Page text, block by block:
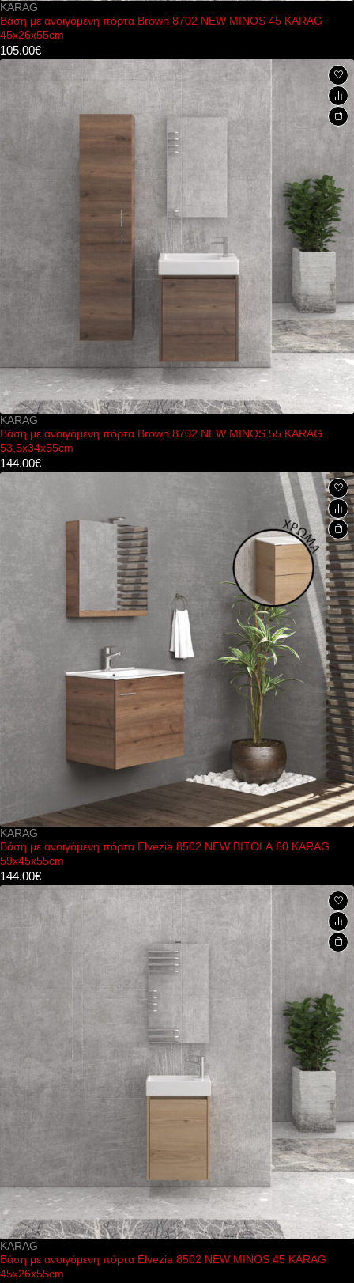
KARAG
Βάση με ανοιγόμενη πόρτα Brown 8702 NEW MINOS 45 KARAG
45x26x55cm
105.00€
KARAG
Βάση με ανοιγόμενη πόρτα Brown 8702 NEW MINOS 55 KARAG
53,5x34x55cm
144.00€
KARAG
Βάση με ανοιγόμενη πόρτα Elvezia 8502 NEW BITOLA 60 KARAG
59x45x55cm
144.00€
KARAG
Βάση με ανοιγόμενη πόρτα Elvezia 8502 NEW MINOS 45 KARAG
45x26x55cm